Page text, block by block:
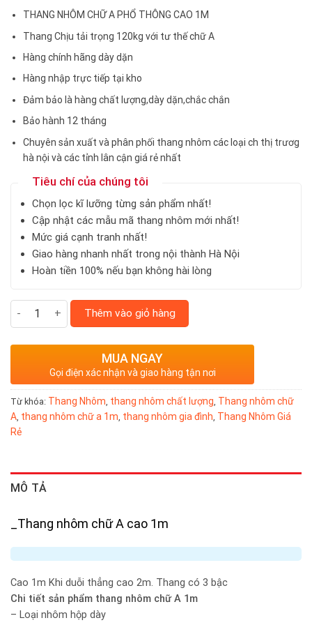
THANG NHÔM CHỮ A PHỔ THÔNG CAO 1M
Thang Chịu tải trọng 120kg với tư thế chữ A
Hàng chính hãng dày dặn
Hàng nhập trực tiếp tại kho
Đảm bảo là hàng chất lượng,dày dặn,chắc chắn
Bảo hành 12 tháng
Chuyên sản xuất và phân phối thang nhôm các loại ch thị trươg
hà nội và các tỉnh lân cận giá rẻ nhất
Tiêu chí của chúng tôi
Chọn lọc kĩ lưỡng từng sản phẩm nhất!
Cập nhật các mẫu mã thang nhôm mới nhất!
Mức giá cạnh tranh nhất!
Giao hàng nhanh nhất trong nội thành Hà Nội
Hoàn tiền 100% nếu bạn không hài lòng
Thang nhôm chữ A cao 1m số lượng
Thêm vào giỏ hàng
MUA NGAY
Gọi điện xác nhận và giao hàng tận nơi
Từ khóa: Thang Nhôm thang nhôm chất lượng Thang nhôm chữ
A thang nhôm chữ a 1m thang nhôm gia đình Thang Nhôm Giá
Rẻ
MÔ TẢ
_Thang nhôm chữ A cao 1m
Cao 1m Khi duỗi thẳng cao 2m. Thang có 3 bậc
Chi tiết sản phẩm thang nhôm chữ A 1m
– Loại nhôm hộp dày